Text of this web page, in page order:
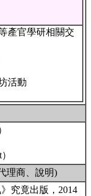
產官學研相關交
活動
理商、說明)
究竟出版，2014